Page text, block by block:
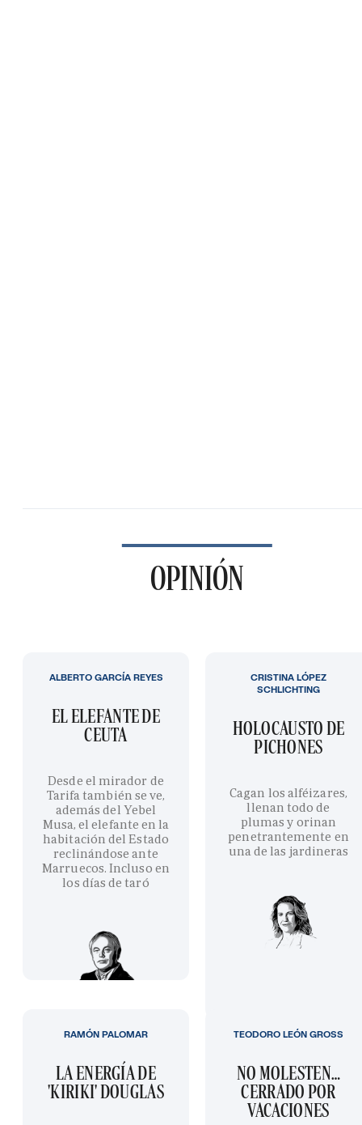
OPINIÓN
EL ELEFANTE DE
CEUTA
Desde el mirador de
Tarifa también se ve,
además del Yebel
Musa, el elefante en la
habitación del Estado
reclinándose ante
Marruecos. Incluso en
los días de taró
ALBERTO GARCÍA REYES
HOLOCAUSTO DE
PICHONES
Cagan los alféizares,
llenan todo de
plumas y orinan
penetrantemente en
una de las jardineras
CRISTINA LÓPEZ
SCHLICHTING
LA ENERGÍA DE
'KIRIKI' DOUGLAS
RAMÓN PALOMAR
NO MOLESTEN…
CERRADO POR
VACACIONES
TEODORO LEÓN GROSS